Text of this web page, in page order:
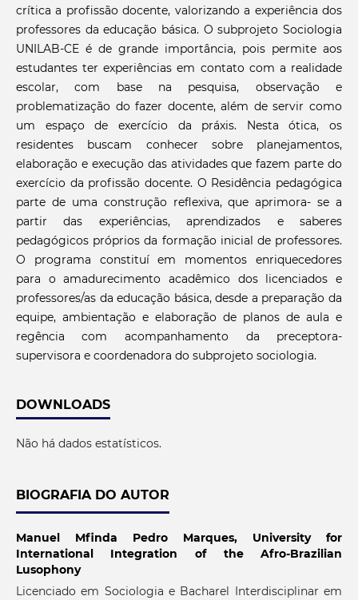
crítica a profissão docente, valorizando a experiência dos
professores da educação básica. O subprojeto Sociologia
UNILAB-CE é de grande importância, pois permite aos
estudantes ter experiências em contato com a realidade
escolar, com base na pesquisa, observação e
problematização do fazer docente, além de servir como
um espaço de exercício da práxis. Nesta ótica, os
residentes buscam conhecer sobre planejamentos,
elaboração e execução das atividades que fazem parte do
exercício da profissão docente. O Residência pedagógica
parte de uma construção reflexiva, que aprimora- se a
partir das experiências, aprendizados e saberes
pedagógicos próprios da formação inicial de professores.
O programa constituí em momentos enriquecedores
para o amadurecimento acadêmico dos licenciados e
professores/as da educação básica, desde a preparação da
equipe, ambientação e elaboração de planos de aula e
regência com acompanhamento da preceptora-
supervisora e coordenadora do subprojeto sociologia.
DOWNLOADS
Não há dados estatísticos.
BIOGRAFIA DO AUTOR
Manuel Mfinda Pedro Marques, University for
International Integration of the Afro-Brazilian
Lusophony
Licenciado em Sociologia e Bacharel Interdisciplinar em